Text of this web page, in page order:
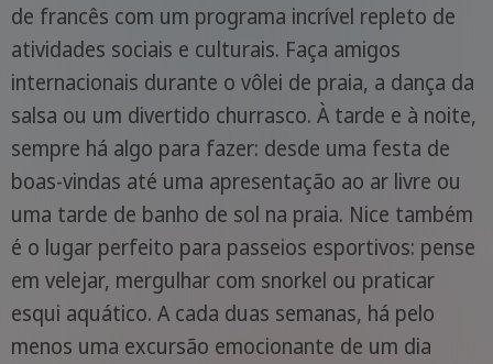
de francês com um programa incrível repleto de
atividades sociais e culturais. Faça amigos
internacionais durante o vôlei de praia, a dança da
salsa ou um divertido churrasco. À tarde e à noite,
sempre há algo para fazer: desde uma festa de
boas-vindas até uma apresentação ao ar livre ou
uma tarde de banho de sol na praia. Nice também
é o lugar perfeito para passeios esportivos: pense
em velejar, mergulhar com snorkel ou praticar
esqui aquático. A cada duas semanas, há pelo
menos uma excursão emocionante de um dia